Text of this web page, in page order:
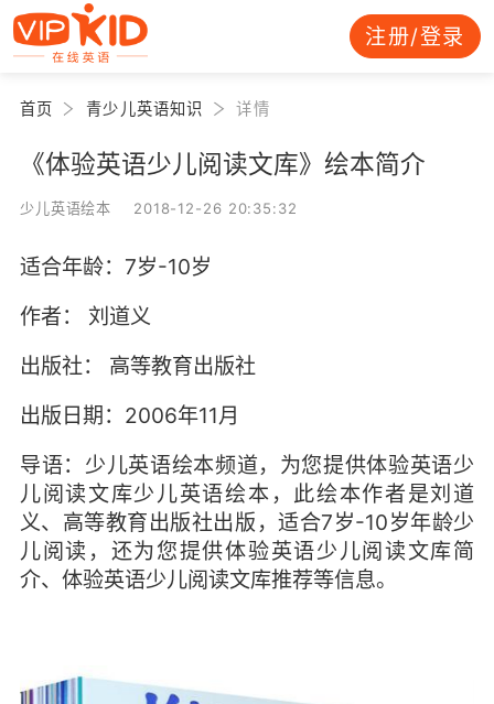
注册/登录
首页 青少儿英语知识 详情
《体验英语少儿阅读文库》绘本简介
少儿英语绘本 2018-12-26 20:35:32
适合年龄：7岁-10岁
作者： 刘道义
出版社： 高等教育出版社
出版日期：2006年11月
导语：少儿英语绘本频道，为您提供体验英语少
儿阅读文库少儿英语绘本，此绘本作者是刘道
义、高等教育出版社出版，适合7岁-10岁年龄少
儿阅读，还为您提供体验英语少儿阅读文库简
介、体验英语少儿阅读文库推荐等信息。